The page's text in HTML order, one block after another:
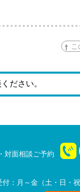
ださい。
対面相談ご予約
付：月～金（土・日・